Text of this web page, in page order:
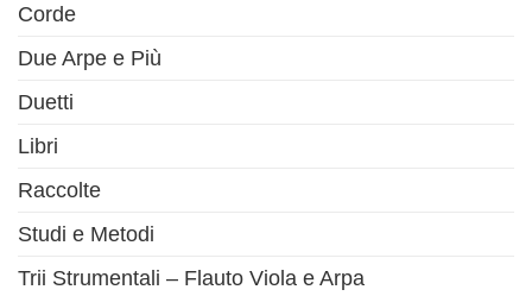
Corde
Due Arpe e Più
Duetti
Libri
Raccolte
Studi e Metodi
Trii Strumentali – Flauto Viola e Arpa